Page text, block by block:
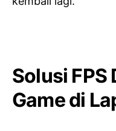
Solusi FPS
Game di